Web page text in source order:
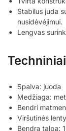
Stabilus juda
nusidėvėjimui.
Lengvas
Spalva: juoda
Medžiaga:
Bendri
Viršutinės
Bendra talpa: